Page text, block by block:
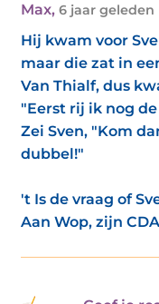
Max, 6 jaar geleden
Hij kwam voor
maar die zat in
Van Thialf, dus
"Eerst rij ik nog
Zei Sven, "Kom
dubbel!"
't Is de vraag of
Aan Wop, zijn